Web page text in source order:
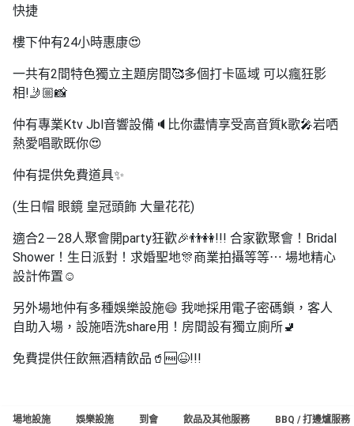
地
新
奇
玩
樂
體
驗
手
工
作
坊
戶
外
玩
遊
快捷
樓下仲有24小時惠康😍
一共有2間特色獨立主題房間🥰多個打卡區域 可以瘋狂影
相!🤳🏼📸
仲有專業Ktv Jbl音響設備 🔈 比你盡情享受高音質k歌🎤岩哂
熱愛唱歌既你😍
仲有提供免費道具✨
(生日帽 眼鏡 皇冠頭飾 大量花花)
適合2－28人聚會開party狂歡🎉👬👭!!! 合家歡聚會！ Bridal
Shower ！生日派對！求婚聖地🎊商業拍攝等等⋯ 場地精心
設計佈置 ☺️
另外場地仲有多種娛樂設施😄 我哋採用電子密碼鎖，客人
自助入場，設施唔洗share用！房間設有獨立廁所🚽
免費提供任飲無酒精飲品 🥤🆓😆!!!
場地設施 娛樂設施 到會 飲品及其他服務 BBQ / 打邊爐服務